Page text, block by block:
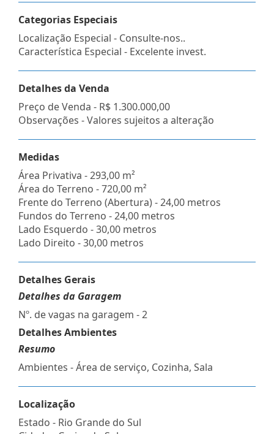
Categorias Especiais
Localização Especial - Consulte-nos..
Característica Especial - Excelente invest.
Detalhes da Venda
Preço de Venda - R$ 1.300.000,00
Observações - Valores sujeitos a alteração
Medidas
Área Privativa - 293,00 m²
Área do Terreno - 720,00 m²
Frente do Terreno (Abertura) - 24,00 metros
Fundos do Terreno - 24,00 metros
Lado Esquerdo - 30,00 metros
Lado Direito - 30,00 metros
Detalhes Gerais
Detalhes da Garagem
Nº. de vagas na garagem - 2
Detalhes Ambientes
Resumo
Ambientes - Área de serviço, Cozinha, Sala
Localização
Estado - Rio Grande do Sul